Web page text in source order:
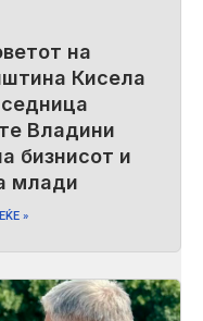
на
Кисела
Владини
бизнисот и
млади
»